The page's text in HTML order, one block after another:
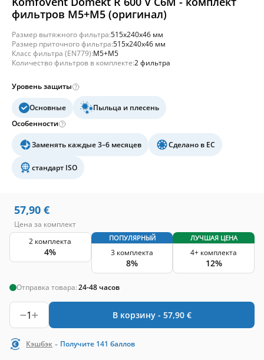
фильтров M5+M5 (оригинал)
Размер вытяжного фильтра:515x240x46 мм
Размер приточного фильтра:515x240x46 мм
Класс фильтра (EN779):M5+M5
Количество фильтров в комплекте:2 фильтра
Уровень защиты
Основные
Пыльца и плесень
Особенности
Заменять каждые 3–6 месяцев Сделано в ЕС
стандарт ISO
57,90 €
Цена за комплект
2 комплекта
4%
ПОПУЛЯРНЫЙ
3 комплекта
8%
ЛУЧШАЯ ЦЕНА
4+ комплекта
12%
Отправка товара:24-48 часов
1 В корзину - 57,90 €
Кэшбэк - Получите 141 баллов